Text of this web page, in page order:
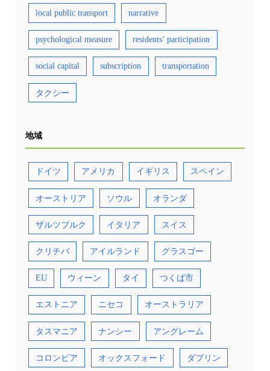
local public transport narrative
psychological measure residents’ participation
social capital subscription transportation
タクシー
地域
ドイツ アメリカ イギリス スペイン
オーストリア ソウル オランダ
ザルツブルク イタリア スイス
クリチバ アイルランド グラスゴー
EU ウィーン タイ つくば市
エストニア ニセコ オーストラリア
タスマニア ナンシー アングレーム
コロンビア オックスフォード ダブリン